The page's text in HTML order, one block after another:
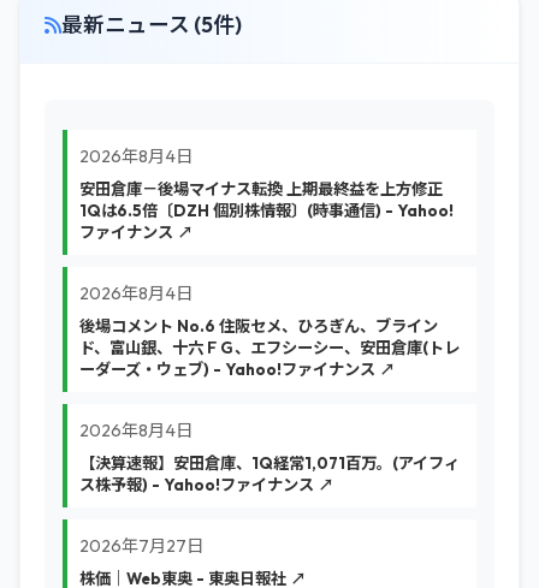
最新ニュース (5件)
2026年8月4日
安田倉庫－後場マイナス転換 上期最終益を上方修正
1Qは6.5倍〔DZH 個別株情報〕(時事通信) - Yahoo!
ファイナンス ↗
2026年8月4日
後場コメント No.6 住阪セメ、ひろぎん、ブライン
ド、富山銀、十六ＦＧ、エフシーシー、安田倉庫(トレ
ーダーズ・ウェブ) - Yahoo!ファイナンス ↗
2026年8月4日
【決算速報】安田倉庫、1Q経常1,071百万。(アイフィ
ス株予報) - Yahoo!ファイナンス ↗
2026年7月27日
株価｜Web東奥 - 東奥日報社 ↗